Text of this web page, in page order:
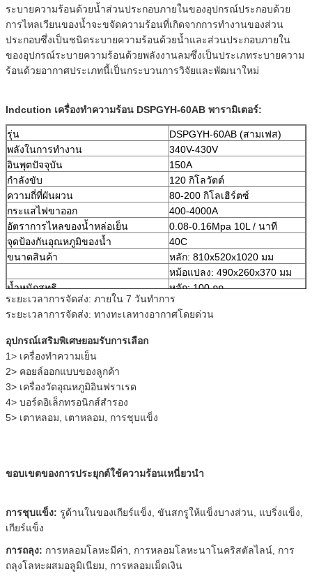
ระบายความร้อนด้วยน้ำส่วนประกอบภายในของอุปกรณ์ประกอบด้วย
การไหลเวียนของน้ำจะขจัดความร้อนที่เกิดจากการทำงานของส่วน
ประกอบซึ่งเป็นชนิดระบายความร้อนด้วยน้ำและส่วนประกอบภายใน
ของอุปกรณ์ระบายความร้อนด้วยพลังงานลมซึ่งเป็นประเภทระบายความ
ร้อนด้วยอากาศประเภทนี้เป็นกระบวนการวิจัยและพัฒนาใหม่
Indcution เครื่องทำความร้อน DSPGYH-60AB พารามิเตอร์:
รุ่น
DSPGYH-60AB (สามเฟส)
พลังในการทำงาน
340V-430V
อินพุตปัจจุบัน
150A
กำลังขับ
120 กิโลวัตต์
ความถี่ที่ผันผวน
80-200 กิโลเฮิร์ตซ์
กระแสไฟขาออก
400-4000A
อัตราการไหลของน้ำหล่อเย็น
0.08-0.16Mpa 10L / นาที
จุดป้องกันอุณหภูมิของน้ำ
40C
ขนาดสินค้า
หลัก: 810x520x1020 มม
หม้อแปลง: 490x260x370 มม
น้ำหนักสุทธิ
หลัก: 100 กก
หม้อแปลงไฟฟ้า: 28 กก
ระยะเวลาการจัดส่ง: ภายใน 7 วันทำการ
ระยะเวลาการจัดส่ง: ทางทะเลทางอากาศโดยด่วน
อุปกรณ์เสริมพิเศษยอมรับการเลือก
1> เครื่องทำความเย็น
2> คอยล์ออกแบบของลูกค้า
3> เครื่องวัดอุณหภูมิอินฟราเรด
4> บอร์ดอิเล็กทรอนิกส์สำรอง
5> เตาหลอม, เตาหลอม, การชุบแข็ง
ขอบเขตของการประยุกต์ใช้ความร้อนเหนี่ยวนำ
การชุบแข็ง: รูด้านในของเกียร์แข็ง, ขันสกรูให้แข็งบางส่วน, แบริ่งแข็ง,
เกียร์แข็ง
การถลุง: การหลอมโลหะมีค่า, การหลอมโลหะนาโนคริสตัลไลน์, การ
ถลุงโลหะผสมอลูมิเนียม, การหลอมเม็ดเงิน